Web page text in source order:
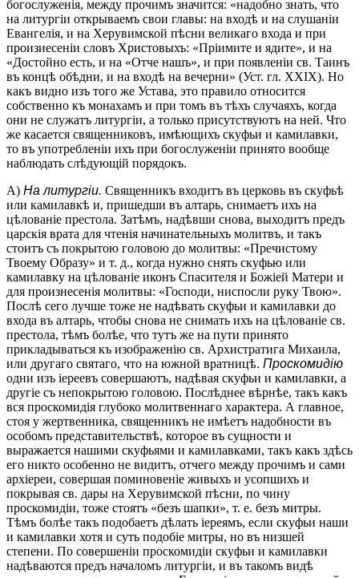
богослуженія, между прочимъ значится: «надобно знать, что
на литургіи открываемъ свои главы: на входѣ и на слушаніи
Евангелія, и на Херувимской пѣсни великаго входа и при
произиесеніи словъ Христовыхъ: «Пріимите и ядите», и на
«Достойно есть, и на «Отче нашъ», и при появленіи св. Таинъ
въ концѣ обѣдни, и на входѣ на вечерни» (Уст. гл. XXIX). Но
какъ видно изъ того же Устава, это правило относится
собственно къ монахамъ и при томъ въ тѣхъ случаяхъ, когда
они не служатъ литургіи, а только присутствуютъ на ней. Что
же касается священниковъ, имѣющихъ скуфьи и камилавки,
то въ употребленіи ихъ при богослуженіи принято вообще
наблюдать слѣдующій порядокъ.
А) На литургіи. Священникъ входитъ въ церковь въ скуфьѣ
или камилавкѣ и, пришедши въ алтарь, снимаетъ ихъ на
цѣлованіе престола. Затѣмъ, надѣвши снова, выходитъ предъ
царскія врата для чтенія начинательныхъ молитвъ, и такъ
стоитъ съ покрытою головою до молитвы: «Пречистому
Твоему Образу» и т. д., когда нужно снять скуфью или
камилавку на цѣлованіе иконъ Спасителя и Божіей Матери и
для произнесенія молитвы: «Господи, ниспосли руку Твою».
Послѣ сего лучше тоже не надѣвать скуфьи и камилавки до
входа въ алтарь, чтобы снова не снимать ихъ на цѣлованіе св.
престола, тѣмъ болѣе, что тутъ же на пути принято
прикладываться къ изображенію св. Архистратига Михаила,
или другаго святаго, что на южной вратницѣ. Проскомидію
одни изъ іереевъ совершаютъ, надѣвая скуфьи и камилавки, а
другіе съ непокрытою головою. Послѣднее вѣрнѣе, такъ какъ
вся проскомидія глубоко молитвеннаго характера. А главное,
стоя у жертвенника, священникъ не имѣетъ надобности въ
особомъ представительствѣ, которое въ сущности и
выражается нашими скуфьями и камилавками, такъ какъ здѣсь
его никто особенно не видитъ, отчего между прочимъ и сами
архіереи, совершая поминовеніе живыхъ и усопшихъ и
покрывая св. дары на Херувимской пѣсни, по чину
проскомидіи, тоже стоятъ «безъ шапки», т. е. безъ митры.
Тѣмъ болѣе такъ подобаетъ дѣлать іереямъ, если скуфьи наши
и камилавки хотя и суть подобіе митры, но въ низшей
степени. По совершеніи проскомидіи скуфьи и камилавки
надѣваются предъ началомъ литургіи, и въ такомъ видѣ